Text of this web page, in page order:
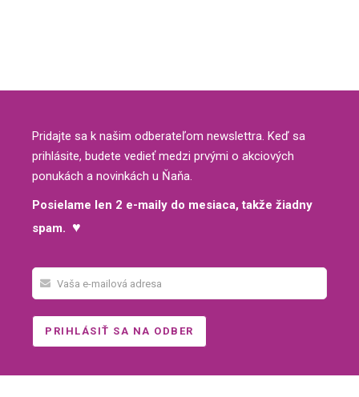
Pridajte sa k našim odberateľom newslettra. Keď sa
prihlásite, budete vedieť medzi prvými o akciových
ponukách a novinkách u Ňaňa.
Posielame len 2 e-maily do mesiaca, takže žiadny
spam. ♥